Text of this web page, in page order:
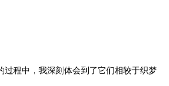
过程中，我深刻体会到了它们相较于织梦